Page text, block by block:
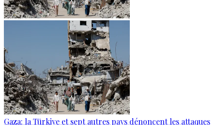
Gaza: la Türkiye et sept autres pays dénoncent les attaques